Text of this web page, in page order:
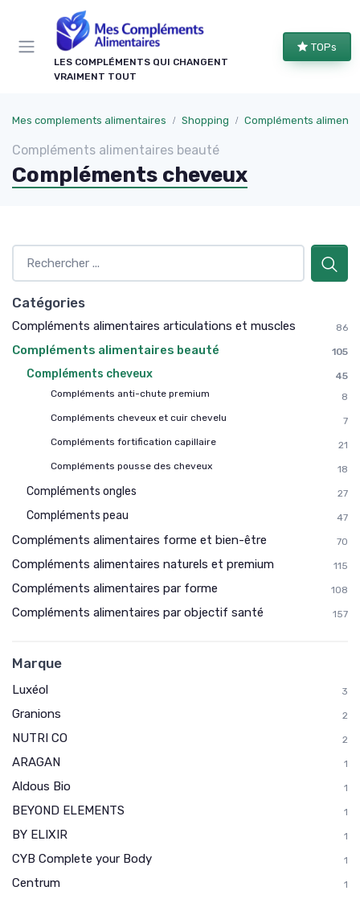
LES COMPLÉMENTS QUI CHANGENT
VRAIMENT TOUT
TOPs
Mes complements alimentaires Shopping Compléments
Compléments alimentaires beauté
Compléments cheveux
Catégories
Compléments alimentaires articulations et muscles 86
Compléments alimentaires beauté 105
Compléments cheveux
45
Compléments anti-chute premium
8
Compléments cheveux et cuir chevelu
7
Compléments fortification capillaire
21
Compléments pousse des cheveux
18
Compléments ongles 27
Compléments peau 47
Compléments alimentaires forme et bien-être 70
Compléments alimentaires naturels et premium 115
Compléments alimentaires par forme 108
Compléments alimentaires par objectif santé 157
Marque
Luxéol 3
Granions 2
NUTRI CO 2
ARAGAN 1
Aldous Bio 1
BEYOND ELEMENTS 1
BY ELIXIR 1
CYB Complete your Body 1
Centrum 1
Panneau de gestion des cookies